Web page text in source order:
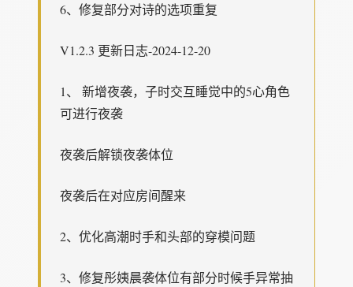
6、修复部分对诗的选项重复
V1.2.3 更新日志-2024-12-20
1、 新增夜袭，子时交互睡觉中的5心角色
可进行夜袭
夜袭后解锁夜袭体位
夜袭后在对应房间醒来
2、优化高潮时手和头部的穿模问题
3、修复彤姨晨袭体位有部分时候手异常抽